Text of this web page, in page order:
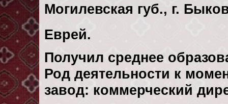
Могилевская губ., г.
Еврей.
Получил среднее
Род деятельности к
завод: коммерческий